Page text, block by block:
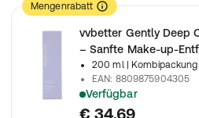
Mengenrabatt
vvbetter Gently Deep
– Sanfte Make-up-
200 ml
| Kombipackung
EAN: 8809875904305
Verfügbar
Sanftes Reinigungsöl
€ 34,69